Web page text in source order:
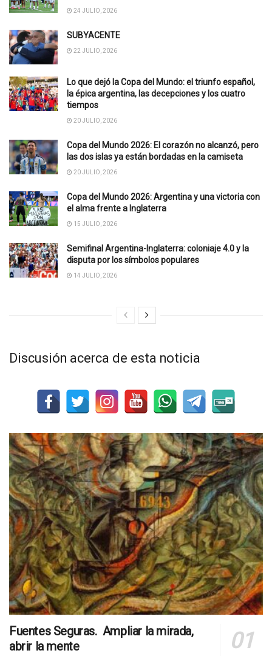
24 JULIO, 2026
SUBYACENTE
22 JULIO, 2026
Lo que dejó la Copa del Mundo: el triunfo español,
la épica argentina, las decepciones y los cuatro
tiempos
20 JULIO, 2026
Copa del Mundo 2026: El corazón no alcanzó, pero
las dos islas ya están bordadas en la camiseta
20 JULIO, 2026
Copa del Mundo 2026: Argentina y una victoria con
el alma frente a Inglaterra
15 JULIO, 2026
Semifinal Argentina-Inglaterra: coloniaje 4.0 y la
disputa por los símbolos populares
14 JULIO, 2026
Discusión acerca de esta noticia
Fuentes Seguras. Ampliar la mirada,
abrir la mente